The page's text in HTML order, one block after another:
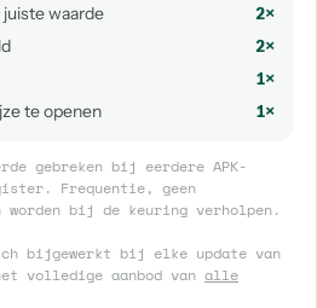
waarde
2×
2×
1×
te openen
1×
gebreken bij eerdere APK-
Frequentie, geen
worden bij de keuring verholpen.
bijgewerkt bij elke update van
volledige aanbod van alle